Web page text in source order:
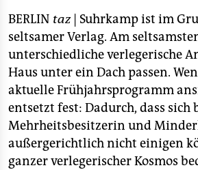
shop
fragen & hilfe
unterstützen
abo
genossenschaft
epaper login
BERLIN taz| Suhrkamp ist im
seltsamer Verlag. Am
unterschiedliche verlegerische
Haus unter ein Dach passen.
aktuelle Frühjahrsprogramm
entsetzt fest: Dadurch, dass sich
Mehrheitsbesitzerin und
außergerichtlich nicht einigen
ganzer verlegerischer Kosmos